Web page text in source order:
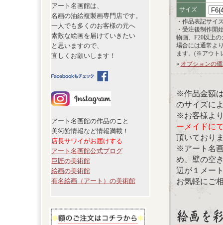
アート名画館は、
名画の油絵複製画専門店です。
一人でも多くのお客様の元へ
素敵な絵画を届けていきたい
と思いますので、
宜しくお願いします！
アート名画館の作品のこと
美術館情報など情報満載！
店長サワイがお届けする
アート名画館公式ブログ
巨匠の美術館
絵画の美術館
有名絵画（アート）の美術館
サイズ
・作品表記サイ
・受注後制作開
物画、F20以上
場合には通常よ
ます。(※アウト
» オプションの
※作品金額
のサイズに
※お客様よ
ーメイドに
頂いており
※アート名
め、壁の空
辺が１メー
お気軽にご